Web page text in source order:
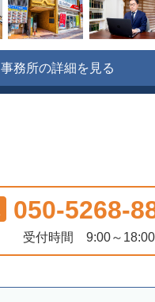
事務所の詳細を見る
050-5268-
受付時間 9:00～18:00